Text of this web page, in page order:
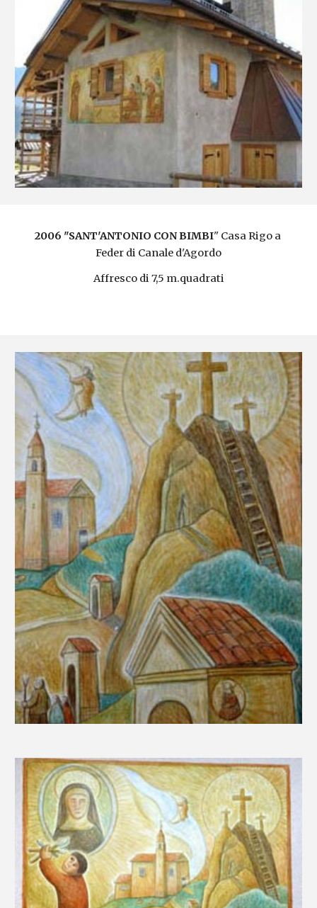
2006 "SANT'ANTONIO CON BIMBI" Casa Rigo a
Feder di Canale d'Agordo
Affresco di 7,5 m.quadrati